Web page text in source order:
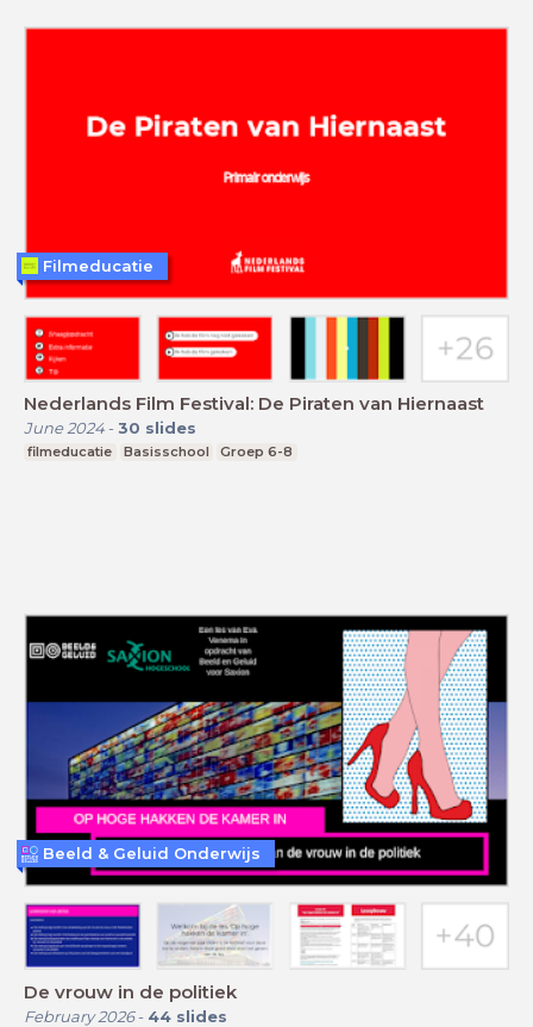
Nederlands Film Festival: De Piraten van Hiernaast
June 2024- 30 slides
filmeducatie Basisschool Groep 6-8
Filmeducatie
De vrouw in de politiek
February 2026- 44 slides
Beeld & Geluid Onderwijs